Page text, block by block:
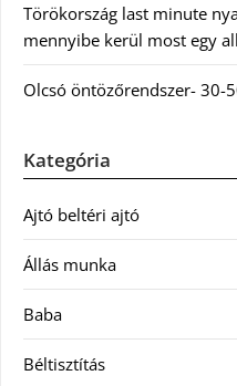
Törökország last minute
mennyibe kerül most egy
Olcsó öntözőrendszer- 30-
Kategória
Ajtó beltéri ajtó
Állás munka
Baba
Béltisztítás